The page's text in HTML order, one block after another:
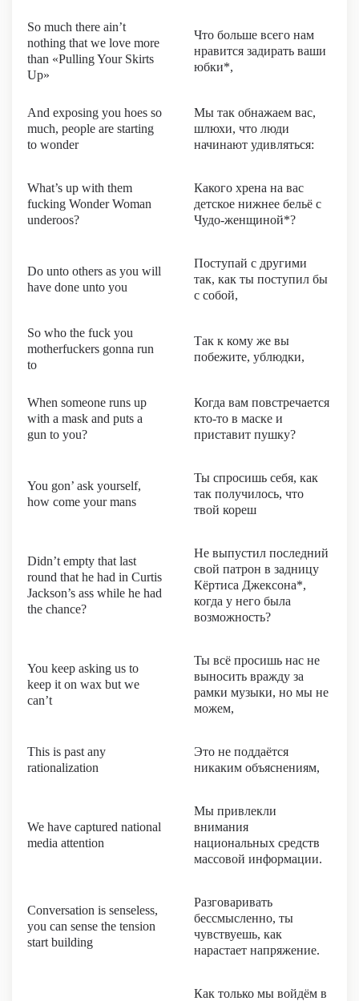
So much there ain’t
nothing that we love more
than «Pulling Your Skirts
Up»
Что больше всего нам
нравится задирать ваши
юбки*,
And exposing you hoes so
much, people are starting
to wonder
Мы так обнажаем вас,
шлюхи, что люди
начинают удивляться:
What’s up with them
fucking Wonder Woman
underoos?
Какого хрена на вас
детское нижнее бельё с
Чудо-женщиной*?
Do unto others as you will
have done unto you
Поступай с другими
так, как ты поступил бы
с собой,
So who the fuck you
motherfuckers gonna run
to
Так к кому же вы
побежите, ублюдки,
When someone runs up
with a mask and puts a
gun to you?
Когда вам повстречается
кто-то в маске и
приставит пушку?
You gon’ ask yourself,
how come your mans
Ты спросишь себя, как
так получилось, что
твой кореш
Didn’t empty that last
round that he had in Curtis
Jackson’s ass while he had
the chance?
Не выпустил последний
свой патрон в задницу
Кёртиса Джексона*,
когда у него была
возможность?
You keep asking us to
keep it on wax but we
can’t
Ты всё просишь нас не
выносить вражду за
рамки музыки, но мы не
можем,
This is past any
rationalization
Это не поддаётся
никаким объяснениям,
We have captured national
media attention
Мы привлекли
внимания
национальных средств
массовой информации.
Conversation is senseless,
you can sense the tension
start building
Разговаривать
бессмысленно, ты
чувствуешь, как
нарастает напряжение.
Как только мы войдём в